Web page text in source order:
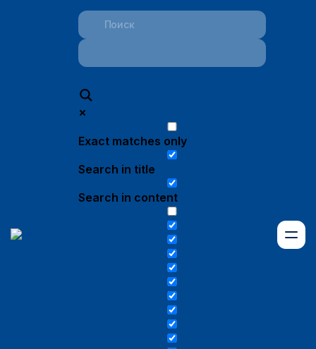
Exact matches only
Search in title
Search in content